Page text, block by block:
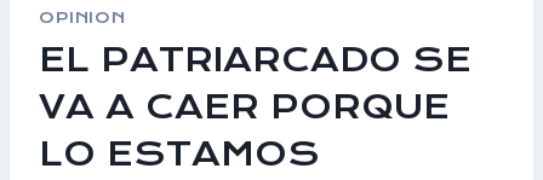
OPINION
EL PATRIARCADO SE
VA A CAER PORQUE
LO ESTAMOS